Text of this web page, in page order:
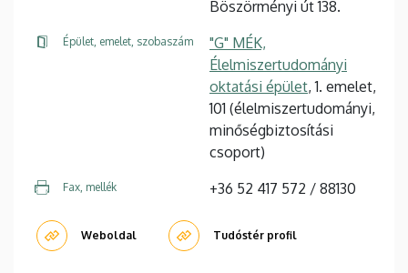
Böszörményi út 138.
Épület, emelet, szobaszám
"G" MÉK,
Élelmiszertudományi
oktatási épület, 1. emelet,
101 (élelmiszertudományi,
minőségbiztosítási
csoport)
Fax, mellék +36 52 417 572 / 88130
Weboldal Tudóstér profil